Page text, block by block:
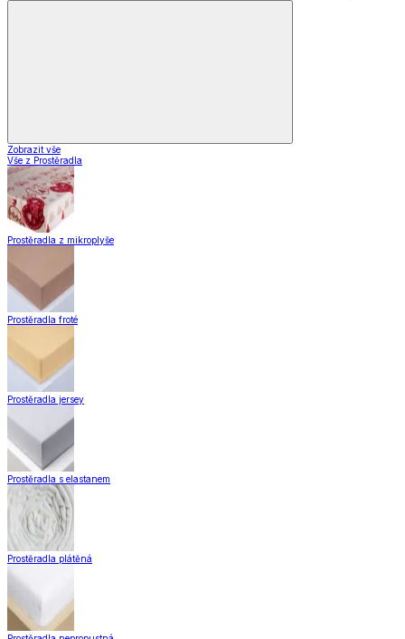
Zobrazit vše
Vše z Prostěradla
Prostěradla z mikroplyše
Prostěradla froté
Prostěradla jersey
Prostěradla s elastanem
Prostěradla plátěná